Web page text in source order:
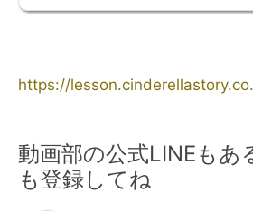
https://
動画部の公式LINEもあ
も登録してね